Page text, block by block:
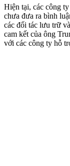
Hiện tại, các công
chưa đưa ra bình
các đối tác lưu trữ
cam kết của ông
với các công ty hỗ